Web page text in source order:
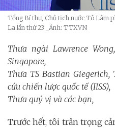
Tổng Bí thư, Chủ tịch nước Tô Lâm
La lần thứ 23
_Ảnh: TTXVN
Thưa ngài Lawrence
Singapore,
Thưa TS Bastian
cứu chiến lược quốc tế (IISS),
Thưa quý vị và các bạn,
Trước hết, tôi trân trọng